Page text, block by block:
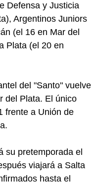
Defensa y Justicia
Argentinos Juniors
(el 16 en Mar del
Plata (el 20 en
del "Santo" vuelve
del Plata. El único
frente a Unión de
su pretemporada el
viajará a Salta
hasta el